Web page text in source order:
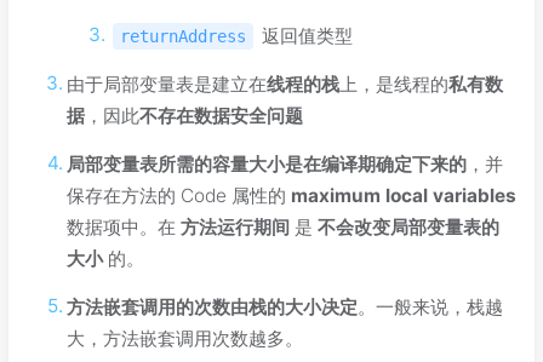
returnAddress 返回值类型
由于局部变量表是建立在线程的栈 上，是线程的私有数
据 ，因此不存在数据安全问题
局部变量表所需的容量大小是在编译期确定下来的 ，并
保存在方法的 Code 属性的 maximum local variables
数据项中。在方法运行期间 是不会改变局部变量表的
大小的。
方法嵌套调用的次数由栈的大小决定。一般来说，栈越
大，方法嵌套调用次数越多。